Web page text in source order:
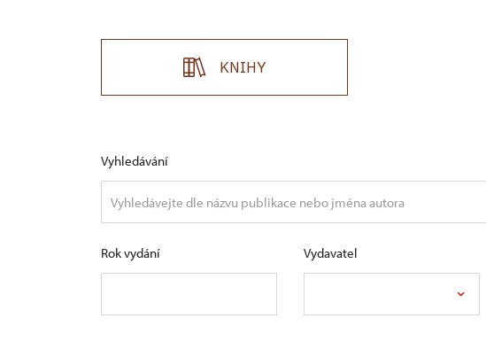
KNIHY
Vyhledávání
Rok vydání Vydavatel